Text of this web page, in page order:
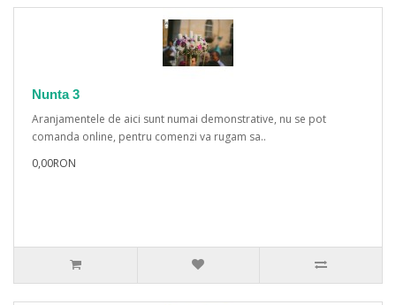
Nunta 3
Aranjamentele de aici sunt numai demonstrative, nu se pot
comanda online, pentru comenzi va rugam sa..
0,00RON